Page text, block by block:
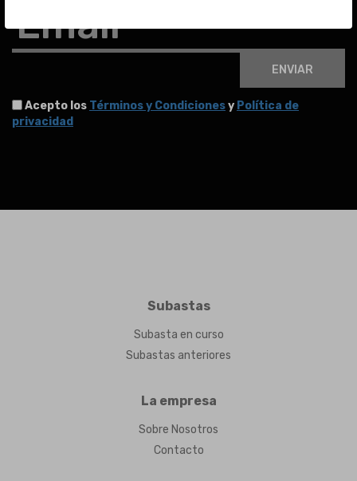
Email
ENVIAR
Acepto los Términos y Condicionesy Política de
privacidad
Subastas
Subasta en curso
Subastas anteriores
La empresa
Sobre Nosotros
Contacto